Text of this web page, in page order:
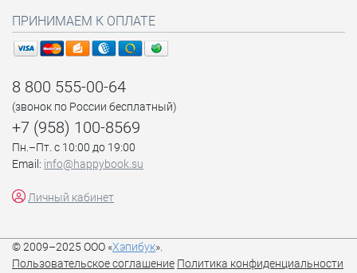
ПРИНИМАЕМ К ОПЛАТЕ
8 800 555-00-64
(звонок по России бесплатный)
+7 (958) 100-8569
Пн.–Пт. с 10:00 до 19:00
Email: info@happybook.su
Личный кабинет
© 2009–2025 ООО «Хэпибук».
Пользовательское соглашение Политика конфиденциальности